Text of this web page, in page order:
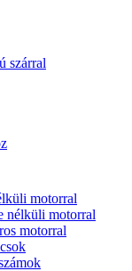
szárral
motorral
nélküli motorral
motorral